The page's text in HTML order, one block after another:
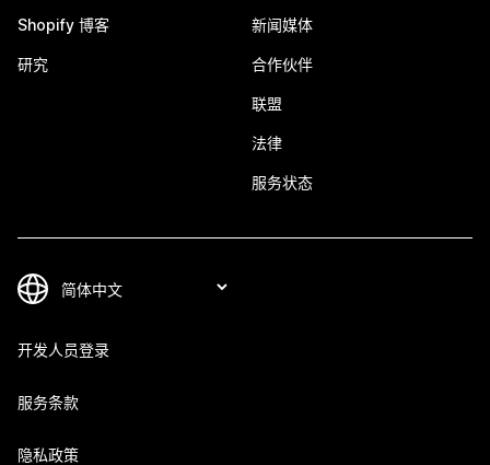
Shopify 博客
研究
新闻媒体
合作伙伴
联盟
法律
服务状态
开发人员登录
服务条款
隐私政策